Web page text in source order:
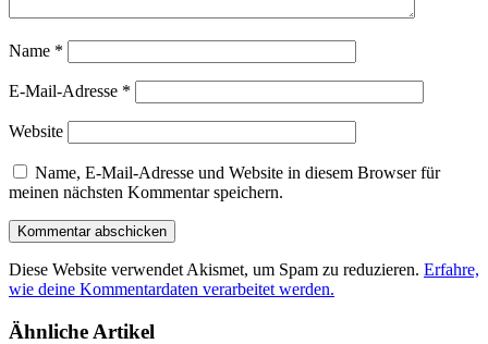
Name *
E-Mail-Adresse *
Website
Name, E-Mail-Adresse und Website in diesem Browser für
meinen nächsten Kommentar speichern.
Diese Website verwendet Akismet, um Spam zu reduzieren. Erfahre,
wie deine Kommentardaten verarbeitet werden.
Ähnliche Artikel